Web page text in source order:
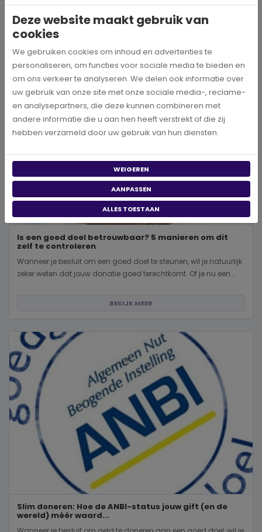
wereld, neem je een prachtig besluit. Jouw donatie kan het ve...
Is een goed doel betrouwbaar? 5 manieren om dit
zelf te controleren
Wanneer je besluit om een goed doel te steunen, wil je natuurlijk
zeker weten dat jouw donatie goed terechtkomt. Of je nu een...
BEKIJK MEER
Slim doneren: Hoe de ANBI-status jouw gift (en de
wereld) méér waard...
Deze website maakt gebruik van
cookies
We gebruiken cookies om inhoud en advertenties te
personaliseren, om functies voor sociale media te bieden en
om ons verkeer te analyseren. We delen ook informatie over
uw gebruik van onze site met onze sociale media-, reclame-
en analysepartners, die deze kunnen combineren met
andere informatie die u aan hen heeft verstrekt of die zij
hebben verzameld door uw gebruik van hun diensten.
WEIGEREN
AANPASSEN
ALLES TOESTAAN